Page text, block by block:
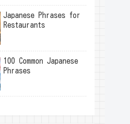
Japanese Phrases for
Restaurants
100 Common Japanese
Phrases